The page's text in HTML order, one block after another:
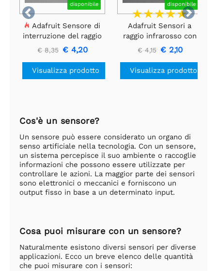


disponibile
Adafruit Sensore di
interruzione del raggio
IR con estremità del
connettore del cavo di
alta qualità - LED da
5 mm
€ 8,35 € 4,20
Visualizza prodotto
disponibile
Adafruit Sensori a
raggio infrarosso con
estremità del
connettore di filo di
alta qualità - LED da
3 mm
€ 4,15 € 2,10
Visualizza prodotto
Cos'è un sensore?
Un sensore può essere considerato un organo di
senso artificiale nella tecnologia. Con un sensore,
un sistema percepisce il suo ambiente o raccoglie
informazioni che possono essere utilizzate per
controllare le azioni. La maggior parte dei sensori
sono elettronici o meccanici e forniscono un
output fisso in base a un determinato input.
Cosa puoi misurare con un sensore?
Naturalmente esistono diversi sensori per diverse
applicazioni. Ecco un breve elenco delle quantità
che puoi misurare con i sensori: